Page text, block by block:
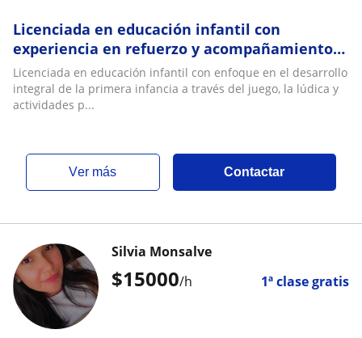
Licenciada en educación infantil con
experiencia en refuerzo y acompañamiento
de actividades escolares
Licenciada en educación infantil con enfoque en el desarrollo
integral de la primera infancia a través del juego, la lúdica y
actividades p...
ver más Contactar
$15000/h 1ª clase gratis
Silvia Monsalve